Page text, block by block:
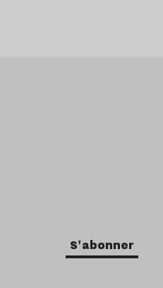
S'abonner